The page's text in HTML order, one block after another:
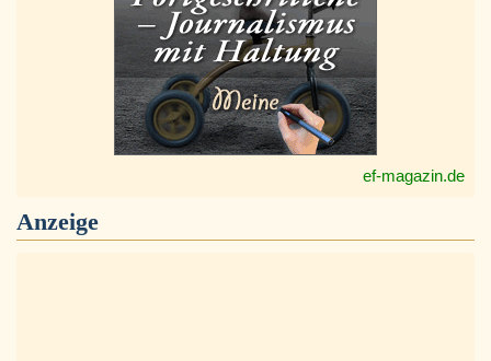
ef-magazin.de
Anzeige